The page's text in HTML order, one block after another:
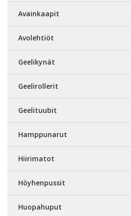
Avainkaapit
Avolehtiöt
Geelikynät
Geelirollerit
Geelituubit
Hamppunarut
Hiirimatot
Höyhenpussit
Huopahuput